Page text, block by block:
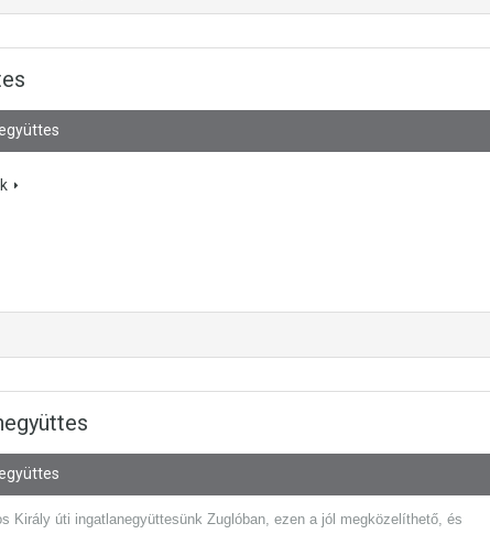
Király úti ingatlanegyüttesünk Zuglóban, ezen a jól megközelíthető, és